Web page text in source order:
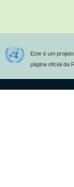
Este é um
página oficial da